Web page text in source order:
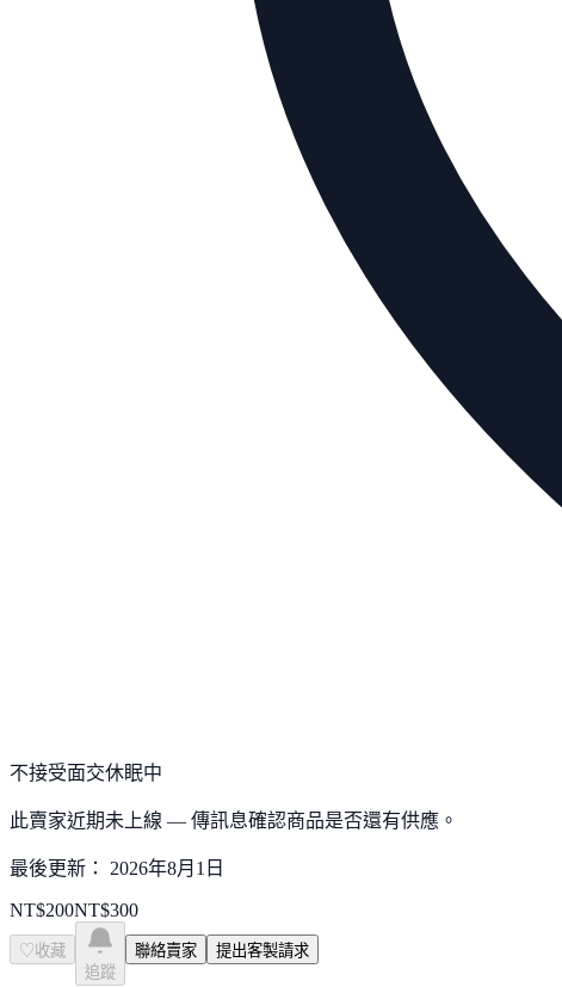
不接受面交休眠中
此賣家近期未上線 — 傳訊息確認商品是否還有供應。
最後更新： 2026年8月1日
NT$200NT$300
♡ 收藏
追蹤
聯絡賣家 提出客製請求